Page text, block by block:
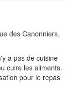
des Canonniers,
a pas de cuisine
cuire les aliments.
pour le repas